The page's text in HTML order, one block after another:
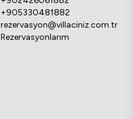
+905330481882
rezervasyon@villaciniz.com.tr
Rezervasyonlarım